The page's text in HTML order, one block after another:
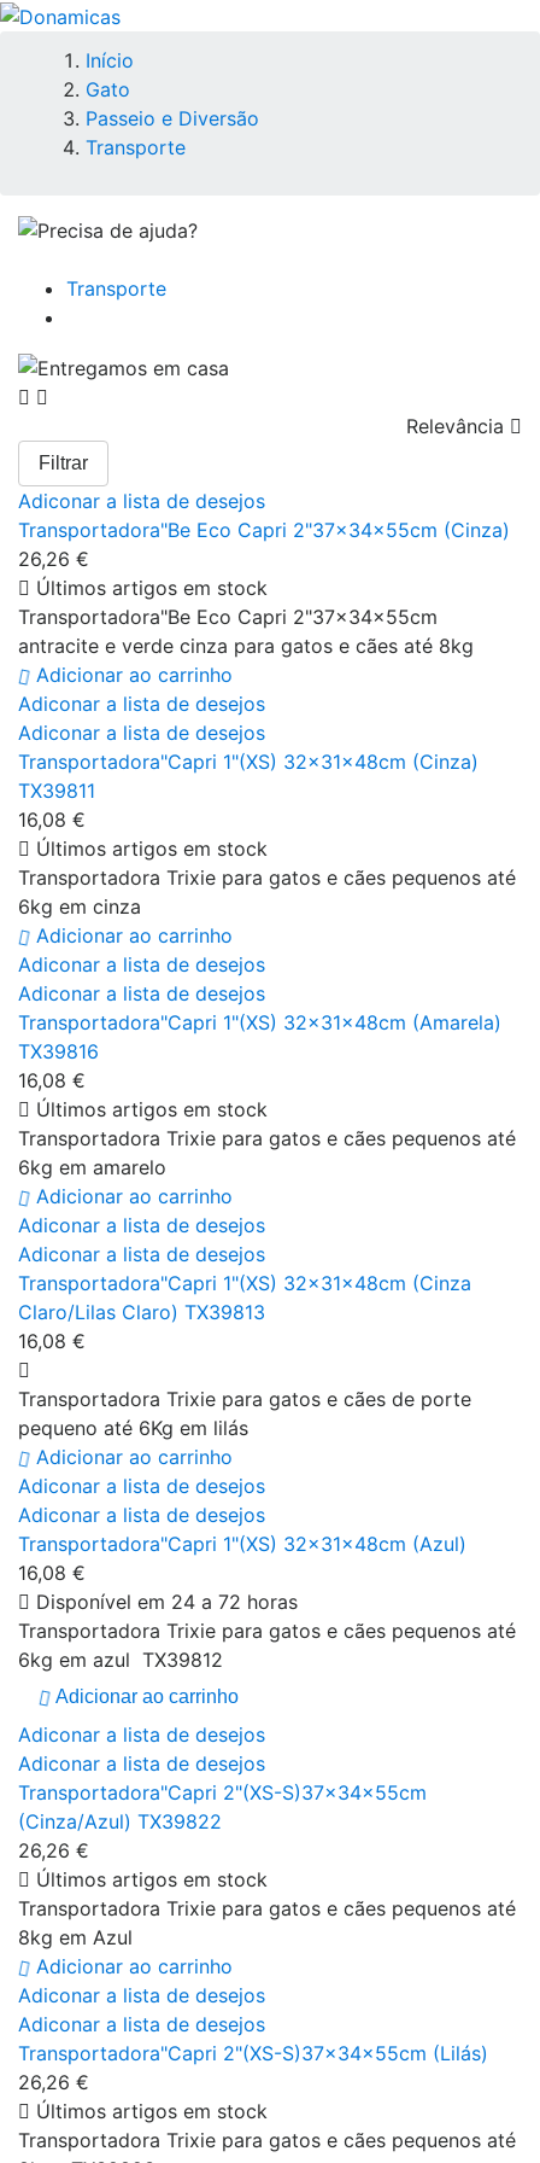
Início
Gato
Passeio e Diversão
Transporte
Transporte
Relevância 
Filtrar
Adiconar a lista de desejos
Transportadora"Be Eco Capri 2"37x34x55cm (Cinza)
26,26 €
Últimos artigos em stock
Transportadora"Be Eco Capri 2"37x34x55cm
antracite e verde cinza para gatos e cães até 8kg
Adicionar ao carrinho
Adiconar a lista de desejos
Adiconar a lista de desejos
Transportadora"Capri 1"(XS) 32x31x48cm (Cinza)
TX39811
16,08 €
Últimos artigos em stock
Transportadora Trixie para gatos e cães pequenos até
6kg em cinza
Adicionar ao carrinho
Adiconar a lista de desejos
Adiconar a lista de desejos
Transportadora"Capri 1"(XS) 32x31x48cm (Amarela)
TX39816
16,08 €
Últimos artigos em stock
Transportadora Trixie para gatos e cães pequenos até
6kg em amarelo
Adicionar ao carrinho
Adiconar a lista de desejos
Adiconar a lista de desejos
Transportadora"Capri 1"(XS) 32x31x48cm (Cinza
Claro/Lilas Claro) TX39813
16,08 €
Transportadora Trixie para gatos e cães de porte
pequeno até 6Kg em lilás
Adicionar ao carrinho
Adiconar a lista de desejos
Adiconar a lista de desejos
Transportadora"Capri 1"(XS) 32x31x48cm (Azul)
16,08 €
Disponível em 24 a 72 horas
Transportadora Trixie para gatos e cães pequenos até
6kg em azul TX39812
Adicionar ao carrinho
Adiconar a lista de desejos
Adiconar a lista de desejos
Transportadora"Capri 2"(XS-S)37x34x55cm
(Cinza/Azul) TX39822
26,26 €
Últimos artigos em stock
Transportadora Trixie para gatos e cães pequenos até
8kg em Azul
Adicionar ao carrinho
Adiconar a lista de desejos
Adiconar a lista de desejos
Transportadora"Capri 2"(XS-S)37x34x55cm (Lilás)
26,26 €
Últimos artigos em stock
Transportadora Trixie para gatos e cães pequenos até